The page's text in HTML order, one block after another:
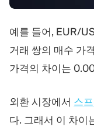
예를 들어, EUR/
거래 쌍의 매수 가
가격의 차이는
외환 시장에서 스
다. 그래서 이 차이